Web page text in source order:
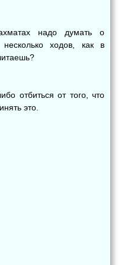
надо думать о
ходов, как в
отбиться от того, что
это.